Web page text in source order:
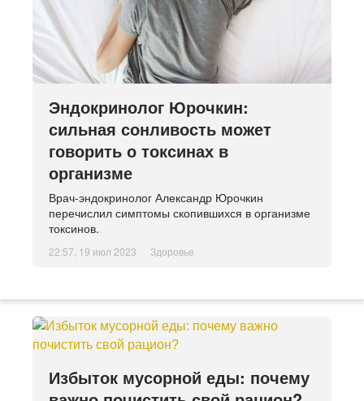
Эндокринолог Юрочкин:
сильная сонливость может
говорить о токсинах в
организме
Врач-эндокринолог Александр Юрочкин
перечислил симптомы скопившихся в организме
токсинов.
22:57, 19 июл 2023 Здоровье
Избыток мусорной еды: почему